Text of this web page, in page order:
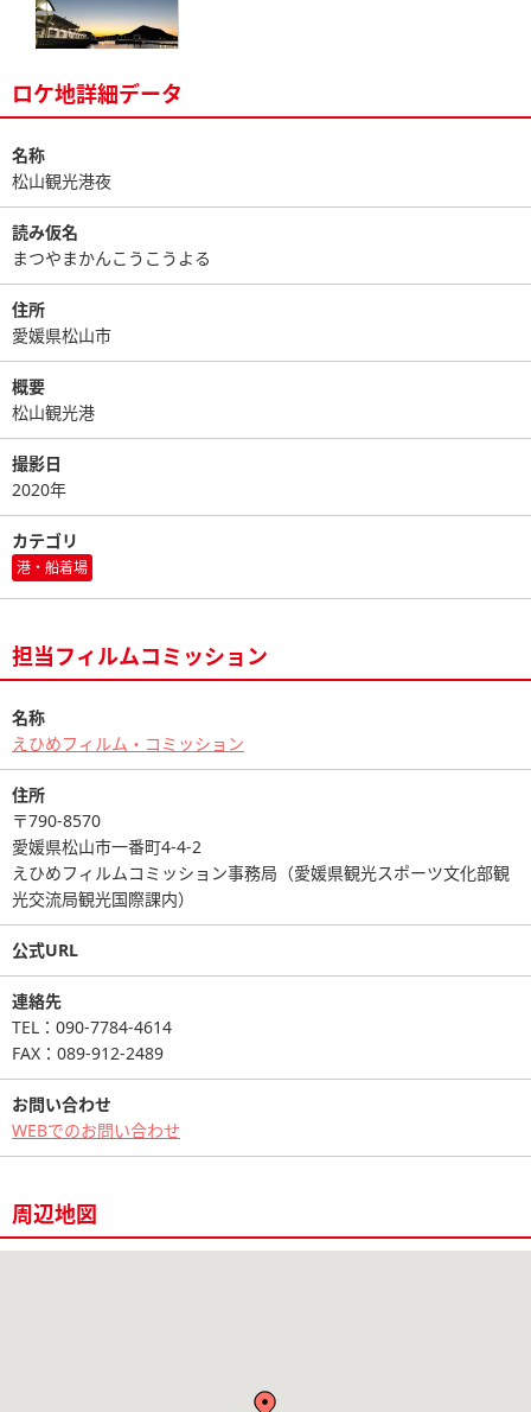
ロケ地詳細データ
名称
松山観光港夜
読み仮名
まつやまかんこうこうよる
住所
愛媛県松山市
概要
松山観光港
撮影日
2020年
カテゴリ
港・船着場
担当フィルムコミッション
名称
えひめフィルム・コミッション
住所
〒790-8570
愛媛県松山市一番町4-4-2
えひめフィルムコミッション事務局（愛媛県観光スポーツ文化部観
光交流局観光国際課内）
公式URL
連絡先
TEL：090-7784-4614
FAX：089-912-2489
お問い合わせ
WEBでのお問い合わせ
周辺地図